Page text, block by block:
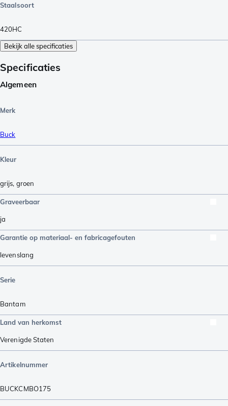
Staalsoort
420HC
Bekijk alle specificaties
Specificaties
Algemeen
Merk
Buck
Kleur
grijs, groen
Graveerbaar
ja
Garantie op materiaal- en fabricagefouten
levenslang
Serie
Bantam
Land van herkomst
Verenigde Staten
Artikelnummer
BUCKCMBO175